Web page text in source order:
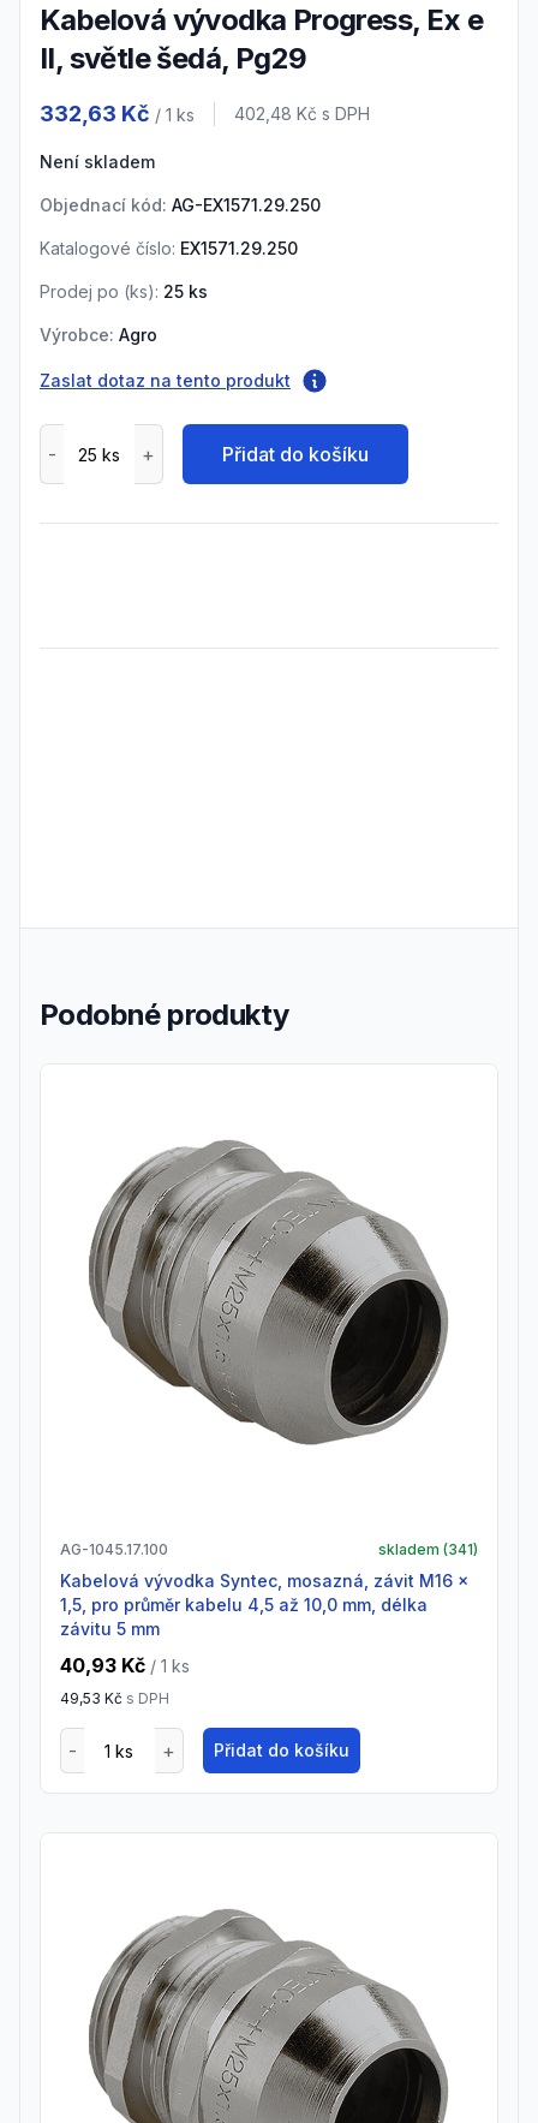
Kabelová vývodka Progress, Ex e
II, světle šedá, Pg29
332,63 Kč / 1 ks Cena s DPH
402,48 Kč s DPH
Není skladem
Objednací kód: AG-EX1571.29.250
Katalogové číslo: EX1571.29.250
Prodej po (ks): 25 ks
Výrobce: Agro
Zaslat dotaz na tento produkt
Přidat do košíku
Podobné produkty
AG-1045.17.100 skladem (341)
Kabelová vývodka Syntec, mosazná, závit M16 x
1,5, pro průměr kabelu 4,5 až 10,0 mm, délka
závitu 5 mm
40,93 Kč / 1 ks
49,53 Kč s DPH
Přidat do košíku